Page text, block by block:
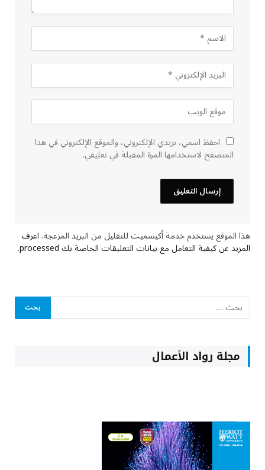
احفظ اسمي، بريدي الإلكتروني، والموقع الإلكتروني في هذا
المتصفح لاستخدامها المرة المقبلة في تعليقي.
هذا الموقع يستخدم خدمة أكيسميت للتقليل من البريد المزعجة.اعرف
المزيد عن كيفية التعامل مع بيانات التعليقات الخاصة بك processed .
مجلة رواد الأعمال